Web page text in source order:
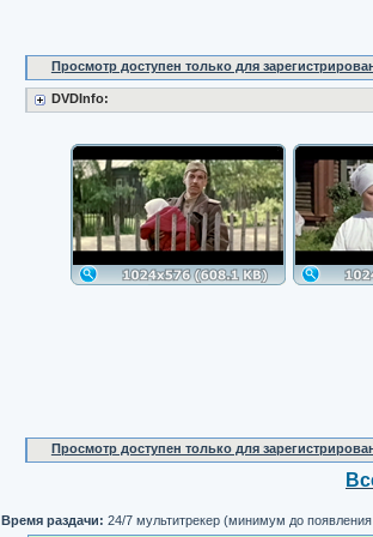
Просмотр доступен только для
DVDInfo:
Просмотр доступен только для
Время раздачи: 24/7 мультитрекер (минимум до